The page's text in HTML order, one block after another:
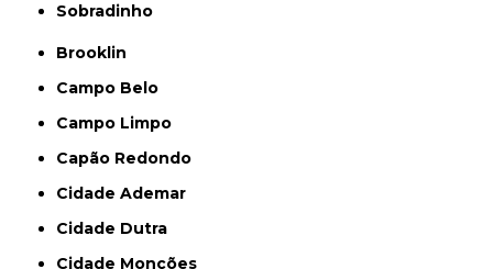
Sobradinho
Brooklin
Campo Belo
Campo Limpo
Capão Redondo
Cidade Ademar
Cidade Dutra
Cidade Monções